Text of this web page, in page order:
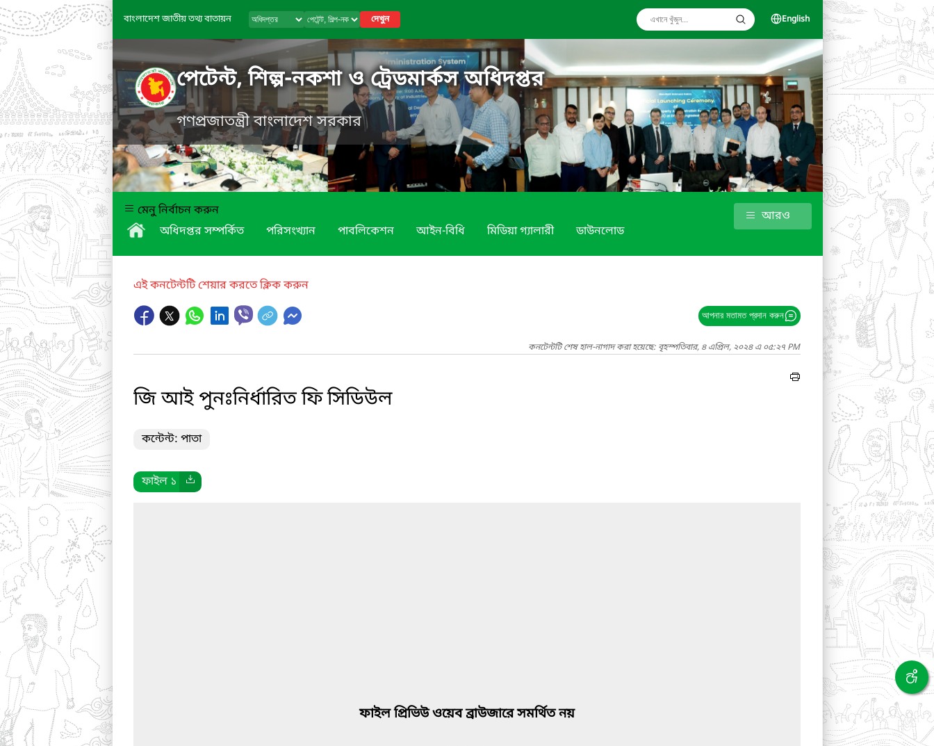
বাংলাদেশ জাতীয় তথ্য বাতায়ন দেখুন English
পেটেন্ট, শিল্প-নকশা ও ট্রেডমার্কস অধিদপ্তর
গণপ্রজাতন্ত্রী বাংলাদেশ সরকার
মেনু নির্বাচন করুন
অধিদপ্তর সম্পর্কিত
পরিসংখ্যান পাবলিকেশন আইন-বিধি মিডিয়া গ্যালারী ডাউনলোড
আরও
এই কনটেন্টটি শেয়ার করতে ক্লিক করুন
আপনার মতামত প্রদান করুন
কনটেন্টটি শেষ হাল-নাগাদ করা হয়েছে: বৃহস্পতিবার, ৪ এপ্রিল, ২০২৪ এ ০৫:২৭ PM
জি আই পুনঃনির্ধারিত ফি সিডিউল
কন্টেন্ট: পাতা
ফাইল ১
ফাইল প্রিভিউ ওয়েব ব্রাউজারে সমর্থিত নয়